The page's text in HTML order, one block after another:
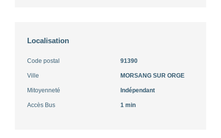
Localisation
Code postal 91390
Ville MORSANG SUR ORGE
Mitoyenneté Indépendant
Accès Bus 1 min